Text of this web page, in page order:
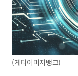
(게티이미지뱅크)